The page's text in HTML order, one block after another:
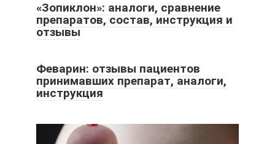
«Зопиклон»: аналоги, сравнение
препаратов, состав, инструкция и
отзывы
Феварин: отзывы пациентов
принимавших препарат, аналоги,
инструкция